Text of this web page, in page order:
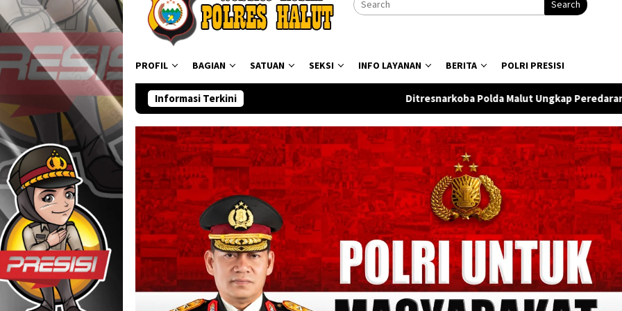
Search
PROFIL BAGIAN SATUAN SEKSI INFO LAYANAN BERITA POLRI PRESISI
Informasi Terkini Ditresnarkoba Polda Malut Ungkap Peredaran Sabu di Halmahera